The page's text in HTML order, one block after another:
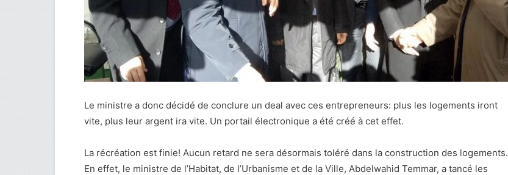
Le ministre a donc décidé de conclure un deal avec ces entrepreneurs: plus les logements iront
vite, plus leur argent ira vite. Un portail électronique a été créé à cet effet.
La récréation est finie! Aucun retard ne sera désormais toléré dans la construction des logements.
En effet, le ministre de l’Habitat, de l’Urbanisme et de la Ville, Abdelwahid Temmar, a tancé les